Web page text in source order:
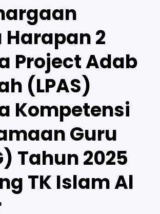
2
Project Adab
(LPAS)
Kompetensi
Guru
Tahun 2025
TK Islam Al